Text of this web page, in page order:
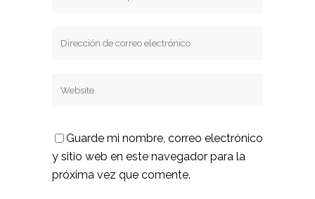
Guarde mi nombre, correo electrónico
y sitio web en este navegador para la
próxima vez que comente.